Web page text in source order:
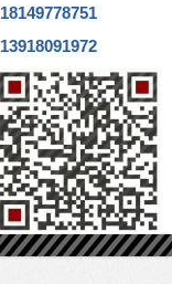
18149778751
13918091972